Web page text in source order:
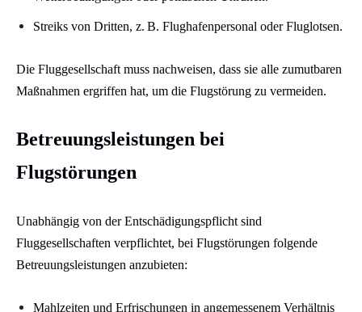
Streiks von Dritten, z. B. Flughafenpersonal oder Fluglotsen.​
Die Fluggesellschaft muss nachweisen, dass sie alle zumutbaren
Maßnahmen ergriffen hat, um die Flugstörung zu vermeiden.​
Betreuungsleistungen bei
Flugstörungen
Unabhängig von der Entschädigungspflicht sind
Fluggesellschaften verpflichtet, bei Flugstörungen folgende
Betreuungsleistungen anzubieten:​
Mahlzeiten und Erfrischungen in angemessenem Verhältnis